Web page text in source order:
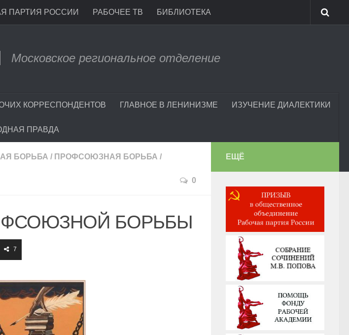
ПАРТИЯ РОССИИ РАБОЧЕЕ ТВ БИБЛИОТЕКА
Московское региональное отделение
КОРРЕСПОНДЕНТОВ ГЛАВНОЕ В ЛЕНИНИЗМЕ ИЗУЧЕНИЕ ДИАЛЕКТИКИ
ПРАВДА
БОРЬБА / ПРОФСОЮЗНАЯ БОРЬБА /
0
БОРЬБЫ
7
ЕЩЁ